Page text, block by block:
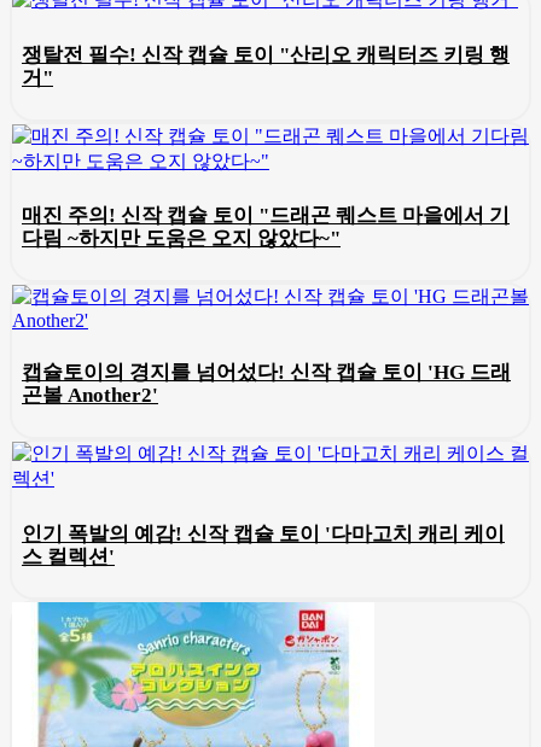
쟁탈전 필수! 신작 캡슐 토이 "산리오 캐릭터즈 키링 행
거"
매진 주의! 신작 캡슐 토이 "드래곤 퀘스트 마을에서 기
다림 ~하지만 도움은 오지 않았다~"
캡슐토이의 경지를 넘어섰다! 신작 캡슐 토이 'HG 드래
곤볼 Another2'
인기 폭발의 예감! 신작 캡슐 토이 '다마고치 캐리 케이
스 컬렉션'